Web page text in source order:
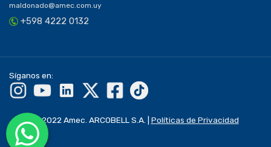
maldonado@amec.com.uy
+598 4222 0132
Síganos en:
© 2022 Amec. ARCOBELL S.A. | Políticas de Privacidad